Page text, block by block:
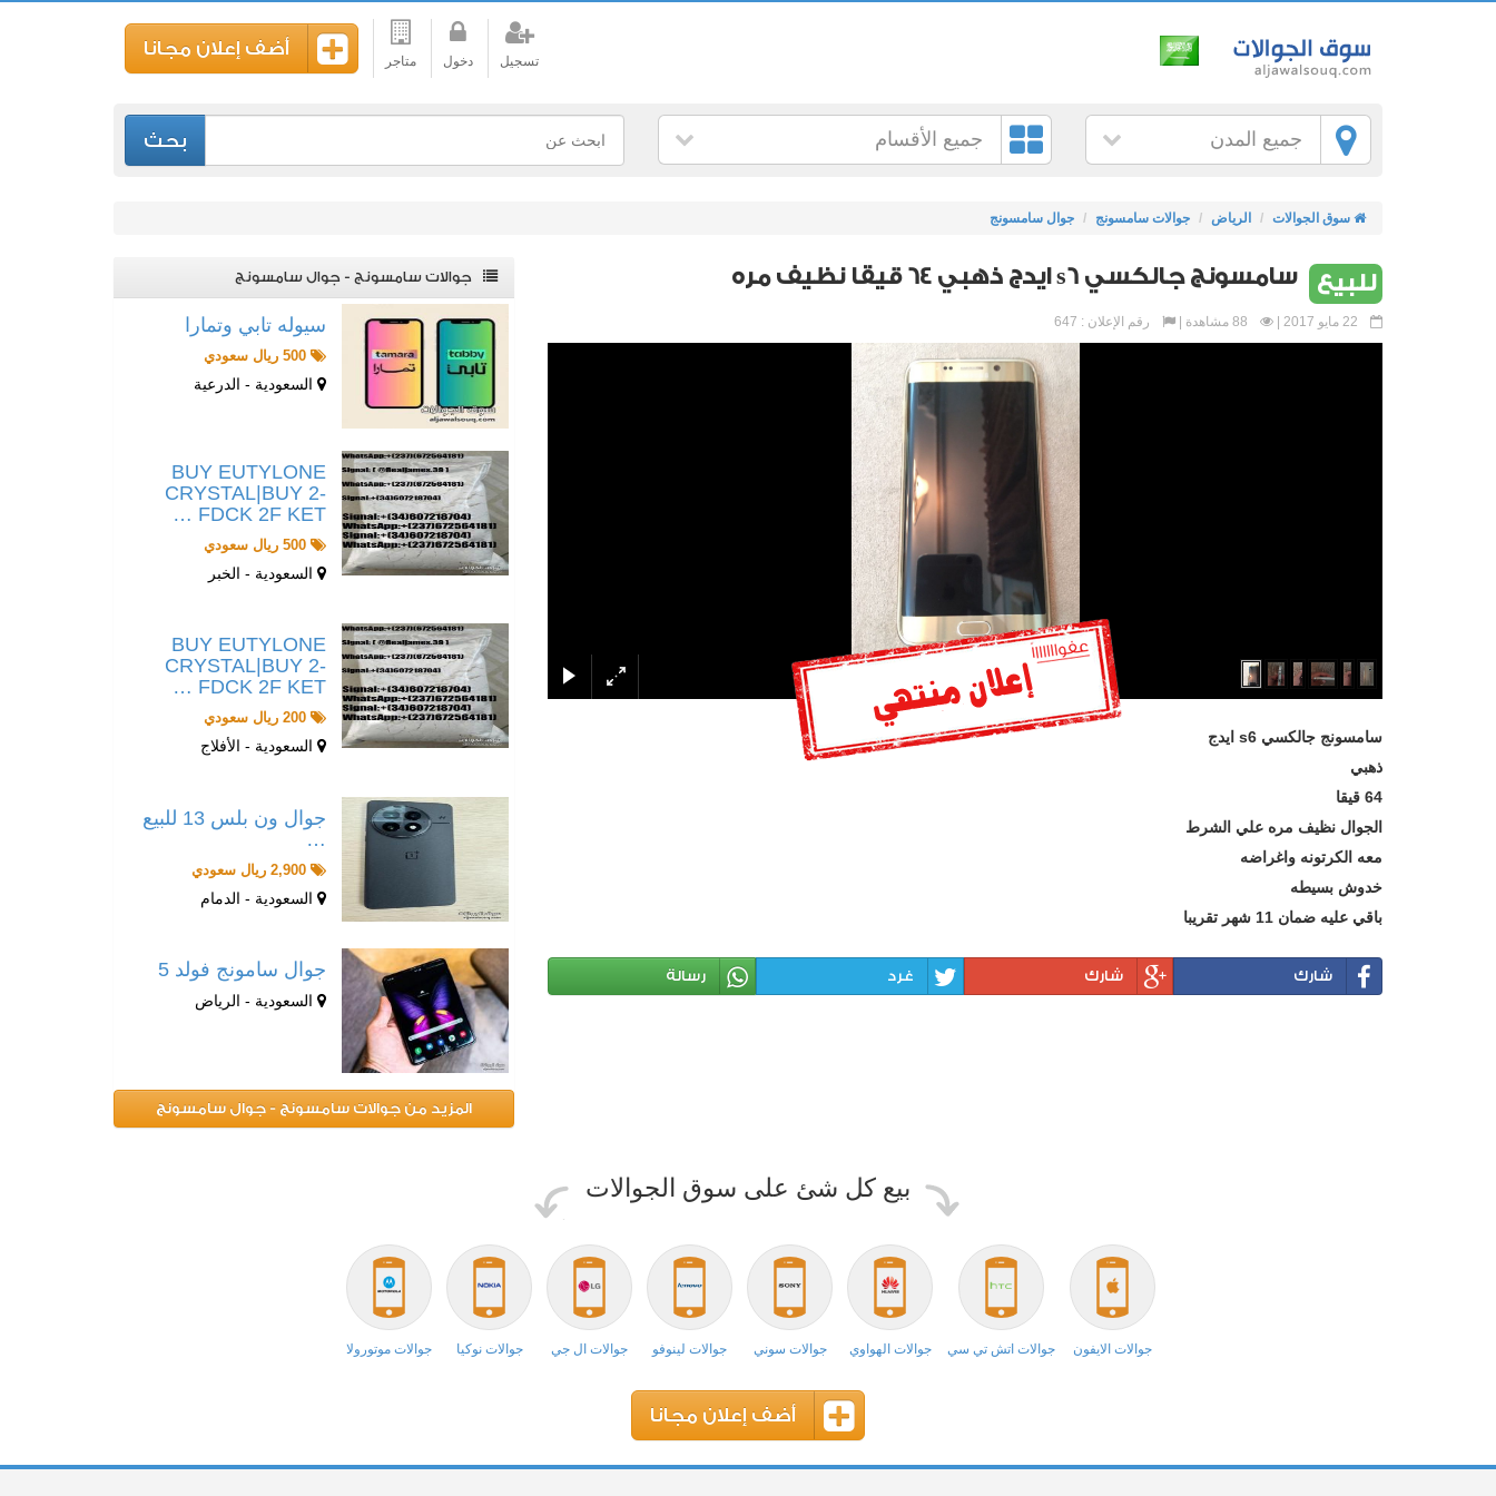
تسجيل دخول متاجر
أضف إعلان مجانا
جميع المدن جميع الأقسام بحث
سوق الجوالات الرياض جوالات سامسونج جوال سامسونج
للبيع سامسونج جالكسي s6 ايدج ذهبي 64 قيقا نظيف مره
رقم الإعلان : 647
سامسونج جالكسي s6 ايدج
ذهبي
64 قيقا
الجوال نظيف مره علي الشرط
معه الكرتونه واغراضه
خدوش بسيطه
باقي عليه ضمان 11 شهر تقريبا
شارك شارك غرد رسالة
جوالات سامسونج - جوال سامسونج
سيوله تابي وتمارا
500 ريال سعودي
السعودية - الدرعية
BUY EUTYLONE
CRYSTAL|BUY 2-
FDCK 2F KET …
500 ريال سعودي
السعودية - الخبر
BUY EUTYLONE
CRYSTAL|BUY 2-
FDCK 2F KET …
200 ريال سعودي
السعودية - الأفلاج
جوال ون بلس 13 للبيع
…
2,900 ريال سعودي
السعودية - الدمام
جوال سامونج فولد 5
السعودية - الرياض
المزيد من جوالات سامسونج - جوال سامسونج
بيع كل شئ على سوق الجوالات
جوالات الايفون جوالات اتش تي سي جوالات الهواوي جوالات سوني جوالات لينوفو جوالات ال جي جوالات نوكيا جوالات موتورولا
أضف إعلان مجانا